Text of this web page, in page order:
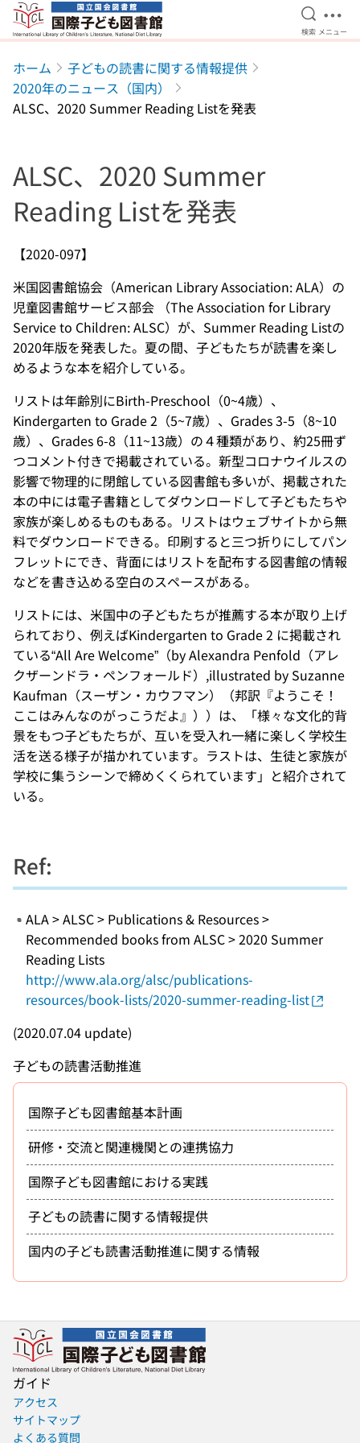
本文へ移動
検索を
検索 メ
メニュー
ホーム
子どもの読書に関する情報提供
2020年のニュース（国内）
ALSC、2020 Summer Reading Listを発表
ALSC、2020 Summer
Reading Listを発表
【2020-097】
米国図書館協会（American Library Association: ALA）の
児童図書館サービス部会 （The Association for Library
Service to Children: ALSC）が、Summer Reading Listの
2020年版を発表した。夏の間、子どもたちが読書を楽し
めるような本を紹介している。
リストは年齢別にBirth-Preschool（0~4歳）、
Kindergarten to Grade 2（5~7歳）、Grades 3-5（8~10
歳）、Grades 6-8（11~13歳）の４種類があり、約25冊ず
つコメント付きで掲載されている。新型コロナウイルスの
影響で物理的に閉館している図書館も多いが、掲載された
本の中には電子書籍としてダウンロードして子どもたちや
家族が楽しめるものもある。リストはウェブサイトから無
料でダウンロードできる。印刷すると三つ折りにしてパン
フレットにでき、背面にはリストを配布する図書館の情報
などを書き込める空白のスペースがある。
リストには、米国中の子どもたちが推薦する本が取り上げ
られており、例えばKindergarten to Grade 2 に掲載され
ている“All Are Welcome”（by Alexandra Penfold（アレ
クザーンドラ・ペンフォールド）,illustrated by Suzanne
Kaufman（スーザン・カウフマン）（邦訳『ようこそ！
ここはみんなのがっこうだよ』））は、「様々な文化的背
景をもつ子どもたちが、互いを受入れ一緒に楽しく学校生
活を送る様子が描かれています。ラストは、生徒と家族が
学校に集うシーンで締めくくられています」と紹介されて
いる。
Ref:
ALA > ALSC > Publications & Resources >
Recommended books from ALSC > 2020 Summer
Reading Lists
http://www.ala.org/alsc/publications-
resources/book-lists/2020-summer-reading-list
(2020.07.04 update)
子どもの読書活動推進
国際子ども図書館基本計画
研修・交流と関連機関との連携協力
国際子ども図書館における実践
子どもの読書に関する情報提供
国内の子ども読書活動推進に関する情報
ガイド
アクセス
サイトマップ
よくある質問